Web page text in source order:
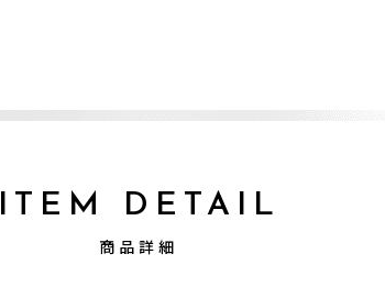
ITEM DETAIL
商品詳細